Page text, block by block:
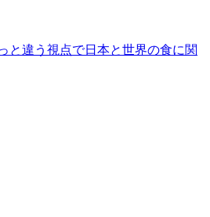
と違う視点で日本と世界の食に関